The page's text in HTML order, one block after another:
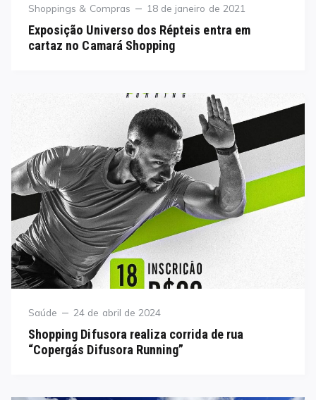
Category
Shoppings & Compras
Posted
18 de janeiro de 2021
Exposição Universo dos Répteis entra em
cartaz no Camará Shopping
Category
Saúde
Posted
24 de abril de 2024
Shopping Difusora realiza corrida de rua
“Copergás Difusora Running”